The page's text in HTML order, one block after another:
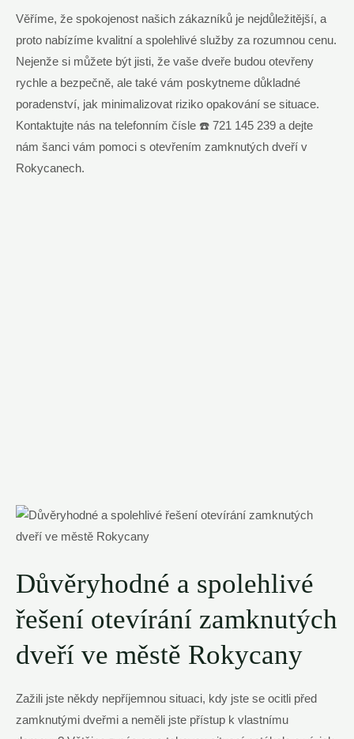
Věříme, že spokojenost našich zákazníků je nejdůležitější, a
proto nabízíme kvalitní a spolehlivé služby za rozumnou cenu.
Nejenže si můžete být jisti, že vaše dveře budou otevřeny
rychle a bezpečně, ale také vám poskytneme důkladné
poradenství, jak minimalizovat riziko opakování se situace.
Kontaktujte nás na telefonním čísle ☎️ 721 145 239 a dejte
nám šanci vám pomoci s otevřením zamknutých dveří v
Rokycanech.
Důvěryhodné a spolehlivé
řešení otevírání zamknutých
dveří ve městě Rokycany
Zažili jste někdy nepříjemnou situaci, kdy jste se ocitli před
zamknutými dveřmi a neměli jste přístup k vlastnímu